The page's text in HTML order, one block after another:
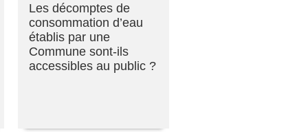
Les décomptes de
consommation d’eau
établis par une
Commune sont-ils
accessibles au public ?